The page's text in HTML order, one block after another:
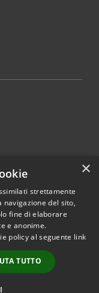
© 2026 • Comune di
di Catania • Powered
Accesso
redazione
×
strettamente
del sito,
fine di elaborare
e anonime.
policy al seguente link
TUTTO